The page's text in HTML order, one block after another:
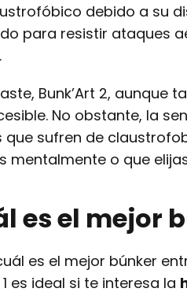
debido a su
para resistir ataques
Bunk’Art 2, aunque
No obstante, la
que sufren de
mentalmente o que
es el mejor
es el mejor búnker
1 es ideal si te interesa la